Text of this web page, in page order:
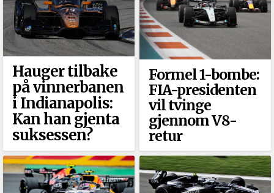
Hauger tilbake
på vinnerbanen
i Indianapolis:
Kan han gjenta
suksessen?
Formel 1-bombe:
FIA-presidenten
vil tvinge
gjennom V8-
retur